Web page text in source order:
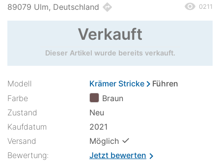
89079 Ulm, Deutschland directions remove_red_eye 0211
Verkauft
Dieser Artikel wurde bereits verkauft.
Modell Krämer Strickechevron_rightFühren
Farbe
Braun
Zustand
Neu
Kaufdatum
2021
Versand
Möglich ✓
Bewertung: Jetzt bewertenchevron_right